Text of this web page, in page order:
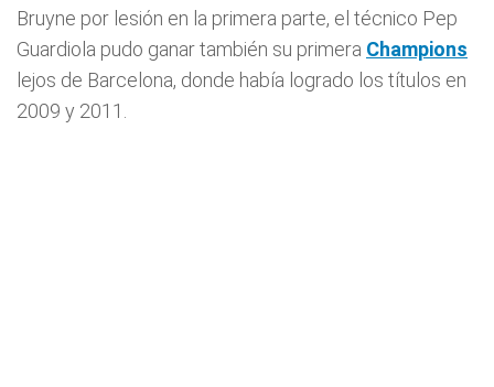
Bruyne por lesión en la primera parte, el técnico Pep
Guardiola pudo ganar también su primera Champions
lejos de Barcelona, donde había logrado los títulos en
2009 y 2011.